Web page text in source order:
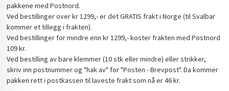
pakkene med Postnord.
Ved bestillinger over kr 1299,- er det GRATIS frakt i Norge (til Svalbar
kommer et tillegg i frakten).
Ved bestillinger for mindre enn kr 1299,- koster frakten med Postnord
109 kr.
Ved bestilling av bare klemmer (10 stk eller mindre) eller strikker,
skriv inn postnummer og "hak av" for "Posten - Brevpost". Da kommer
pakken rett i postkassen til laveste frakt som nå er 46 kr.